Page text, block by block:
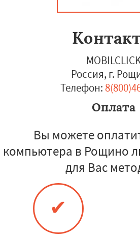
Россия, г.
Телефон:
Оплата
Вы можете
компьютера в Рощино
для Вас
✔